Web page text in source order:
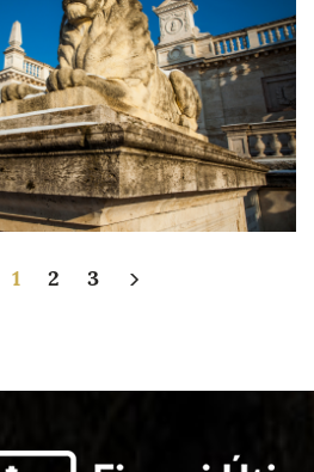
1 2 3